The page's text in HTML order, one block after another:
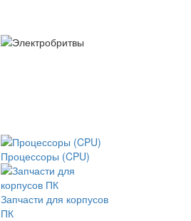
Процессоры (CPU)
Запчасти для корпусов
ПК